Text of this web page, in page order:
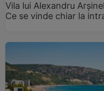
Vila lui Alexandru
Ce se vinde chiar la